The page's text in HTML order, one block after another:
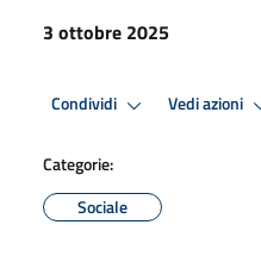
3 ottobre 2025
Condividi Vedi azioni
Categorie:
Sociale